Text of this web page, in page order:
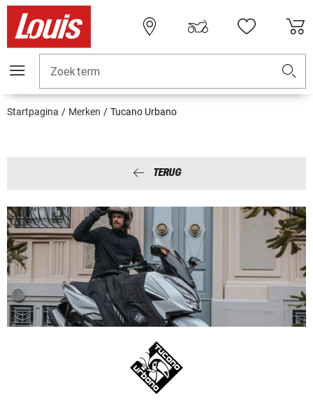
Zoekterm
Startpagina Merken Tucano Urbano
TERUG